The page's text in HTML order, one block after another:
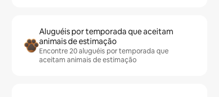
Aluguéis por temporada que aceitam
animais de estimação
Encontre 20 aluguéis por temporada que
aceitam animais de estimação